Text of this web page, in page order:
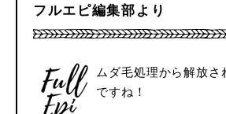
フルエピ編集部より
ムダ毛処理から解放さ
ですね！